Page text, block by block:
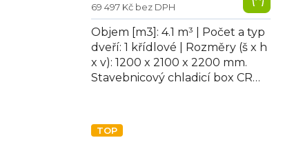
69 497 Kč bez DPH
Objem [m3]: 4.1 m³ | Počet a typ
dveří: 1 křídlové | Rozměry (š x h
x v): 1200 x 2100 x 2200 mm.
Stavebnicový chladicí box CR
TOP